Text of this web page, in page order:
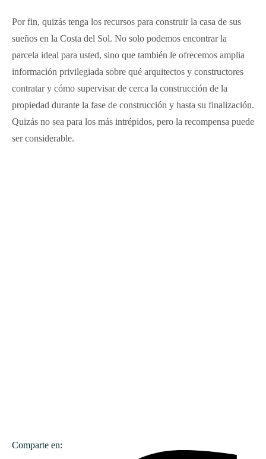
Por fin, quizás tenga los recursos para construir la casa de sus
sueños en la Costa del Sol. No solo podemos encontrar la
parcela ideal para usted, sino que también le ofrecemos amplia
información privilegiada sobre qué arquitectos y constructores
contratar y cómo supervisar de cerca la construcción de la
propiedad durante la fase de construcción y hasta su finalización.
Quizás no sea para los más intrépidos, pero la recompensa puede
ser considerable.
Comparte en: